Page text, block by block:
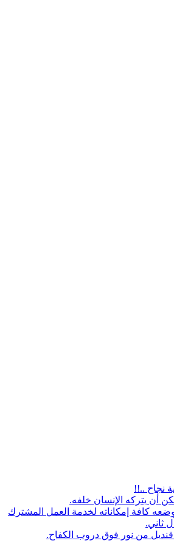
نجاح ..!!
أن يتركه الإنسان خلفه.
وضعه كافة إمكاناته لخدمة العمل المشترك
ثاني.
قنديل من نور فوق دروب الكفاح.